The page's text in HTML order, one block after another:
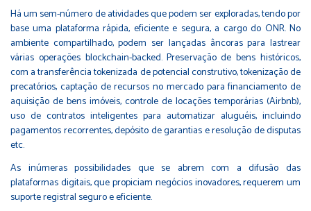
Há um sem-número de atividades que podem ser exploradas, tendo por
base uma plataforma rápida, eficiente e segura, a cargo do ONR. No
ambiente compartilhado, podem ser lançadas âncoras para lastrear
várias operações blockchain-backed. Preservação de bens históricos,
com a transferência tokenizada de potencial construtivo, tokenização de
precatórios, captação de recursos no mercado para financiamento de
aquisição de bens imóveis, controle de locações temporárias (Airbnb),
uso de contratos inteligentes para automatizar aluguéis, incluindo
pagamentos recorrentes, depósito de garantias e resolução de disputas
etc.
As inúmeras possibilidades que se abrem com a difusão das
plataformas digitais, que propiciam negócios inovadores, requerem um
suporte registral seguro e eficiente.